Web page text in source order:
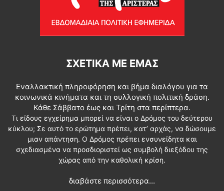
ΣΧΕΤΙΚΆ ΜΕ ΕΜΆΣ
Εναλλακτική πληροφόρηση και βήμα διαλόγου για τα
κοινωνικά κινήματα και τη συλλογική πολιτική δράση.
Κάθε Σάββατο έως και Τρίτη στα περίπτερα.
Τι είδους εγχείρημα μπορεί να είναι ο Δρόμος του δεύτερου
κύκλου; Σε αυτό το ερώτημα πρέπει, κατ’ αρχάς, να δώσουμε
μιαν απάντηση. Ο Δρόμος πρέπει ενσυνείδητα και
σχεδιασμένα να προσδιοριστεί ως συμβολή διεξόδου της
χώρας από την καθολική κρίση.
διαβάστε περισσότερα...